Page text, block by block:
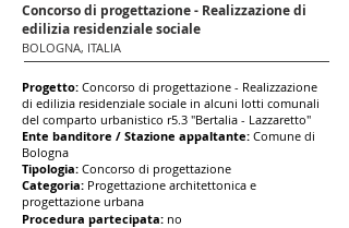
Concorso di progettazione - Realizzazione di
edilizia residenziale sociale
BOLOGNA, ITALIA
Progetto: Concorso di progettazione - Realizzazione
di edilizia residenziale sociale in alcuni lotti comunali
del comparto urbanistico r5.3 "Bertalia - Lazzaretto"
Ente banditore / Stazione appaltante: Comune di
Bologna
Tipologia: Concorso di progettazione
Categoria: Progettazione architettonica e
progettazione urbana
Procedura partecipata: no